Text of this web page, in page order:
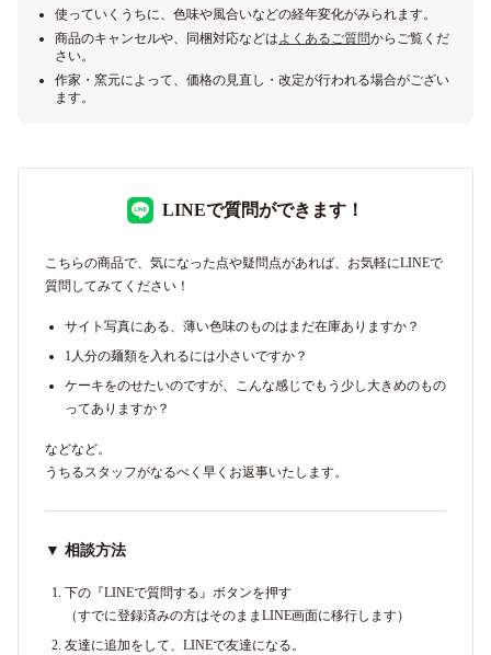
使っていくうちに、色味や風合いなどの経年変化がみられます。
商品のキャンセルや、同梱対応などはよくあるご質問からご覧くだ
さい。
作家・窯元によって、価格の見直し・改定が行われる場合がござい
ます。
LINEで質問ができます！
こちらの商品で、気になった点や疑問点があれば、お気軽にLINEで
質問してみてください！
サイト写真にある、薄い色味のものはまだ在庫ありますか？
1人分の麺類を入れるには小さいですか？
ケーキをのせたいのですが、こんな感じでもう少し大きめのもの
ってありますか？
などなど。
うちるスタッフがなるべく早くお返事いたします。
▼ 相談方法
下の『LINEで質問する』ボタンを押す
（すでに登録済みの方はそのままLINE画面に移行します）
友達に追加をして、LINEで友達になる。